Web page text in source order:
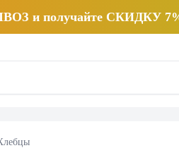
и получайте СКИДКУ